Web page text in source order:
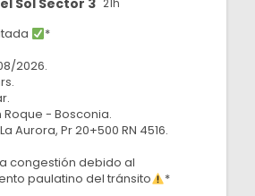
21h
*
2026.
Roque - Bosconia.
Aurora, Pr 20+500 RN 4516.
congestión debido al
paulatino del tránsito
*